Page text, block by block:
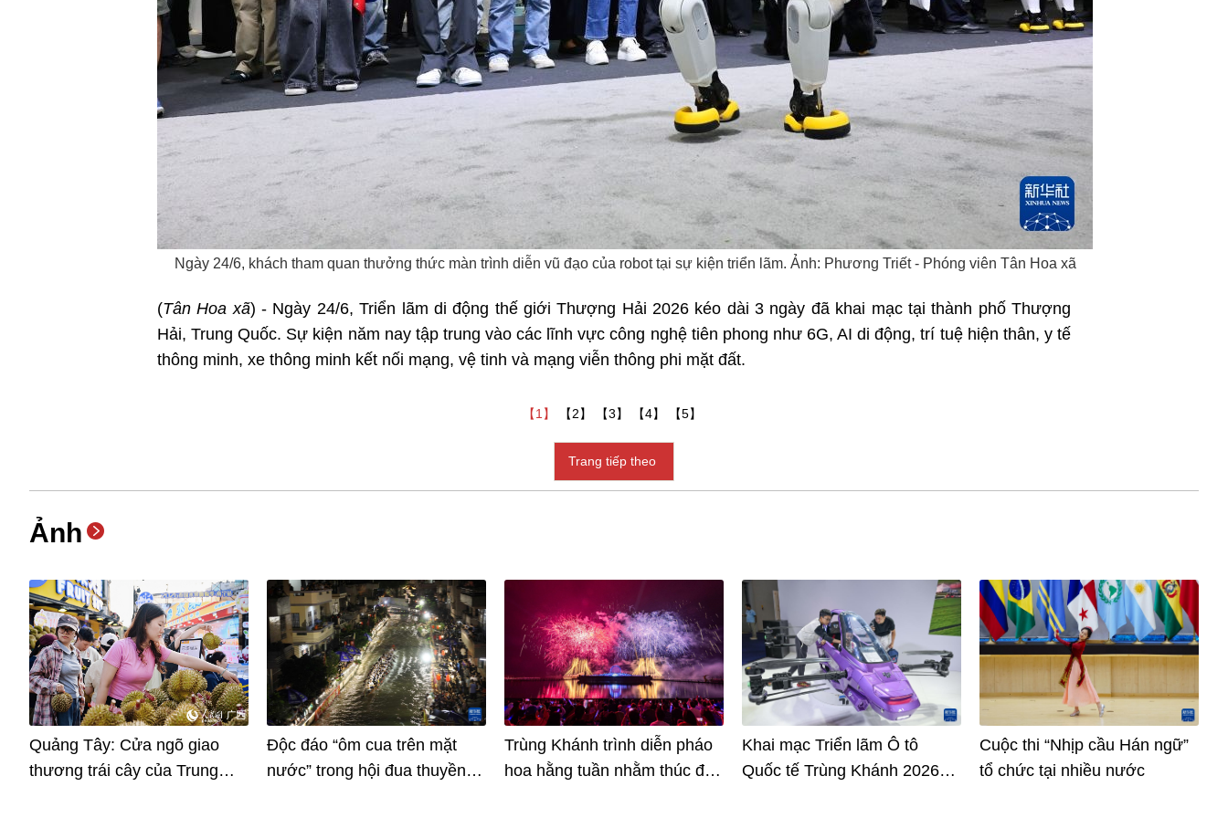
اردو
Ngày 24/6, khách tham quan thưởng thức màn trình diễn vũ đạo của robot tại sự kiện triển lãm. Ảnh: Phương Triết - Phóng viên Tân Hoa xã
(Tân Hoa xã) - Ngày 24/6, Triển lãm di động thế giới Thượng Hải 2026 kéo dài 3 ngày đã khai mạc tại thành phố Thượng
Hải, Trung Quốc. Sự kiện năm nay tập trung vào các lĩnh vực công nghệ tiên phong như 6G, AI di động, trí tuệ hiện thân, y tế
thông minh, xe thông minh kết nối mạng, vệ tinh và mạng viễn thông phi mặt đất.
【1】 【2】 【3】 【4】 【5】
Trang tiếp theo
Ảnh
Quảng Tây: Cửa ngõ giao
thương trái cây của Trung
Độc đáo “ôm cua trên mặt
nước” trong hội đua thuyền
Trùng Khánh trình diễn pháo
hoa hằng tuần nhằm thúc đẩy
Khai mạc Triển lãm Ô tô
Quốc tế Trùng Khánh 2026
Cuộc thi “Nhịp cầu Hán ngữ”
tổ chức tại nhiều nước